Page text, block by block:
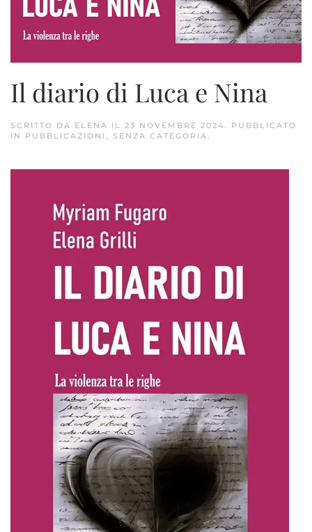
Il diario di Luca e Nina
SCRITTO DA ELENA IL 23 NOVEMBRE 2024. PUBBLICATO
IN PUBBLICAZIONI , SENZA CATEGORIA.